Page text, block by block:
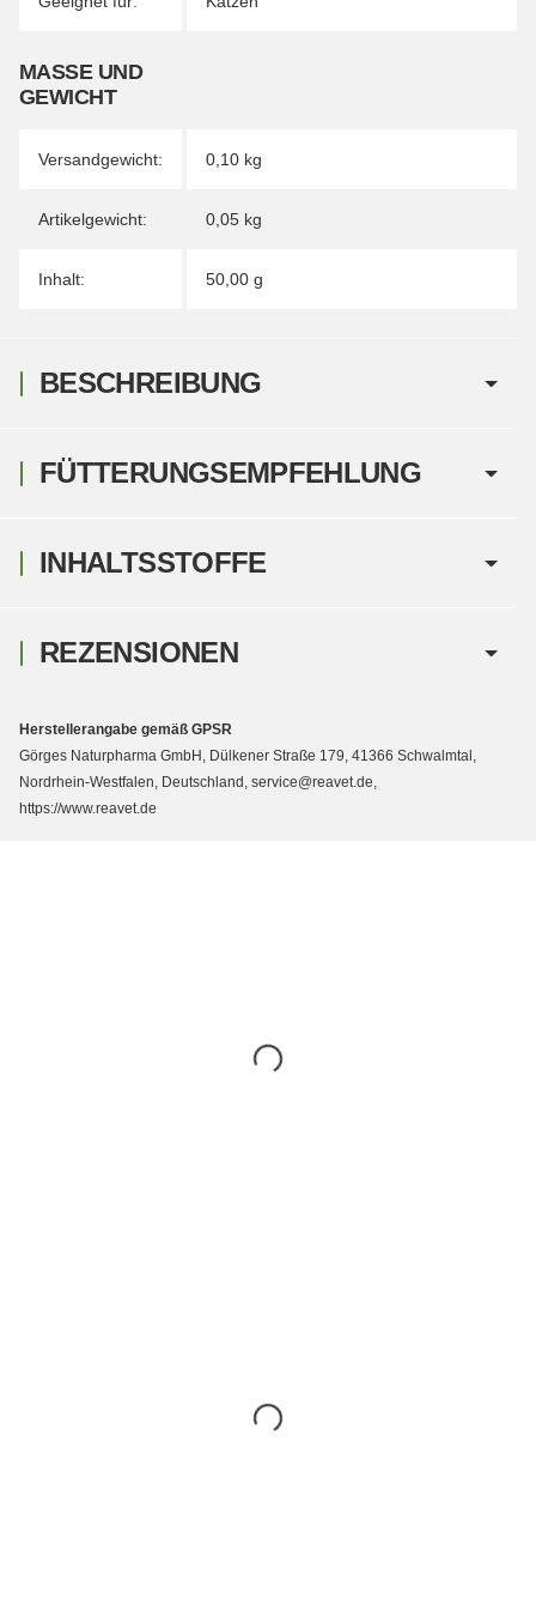
MASSE UND G
EWICHT
Versandgewicht: 0,10 kg
Artikelgewicht: 0,05 kg
Inhalt: 50,00 g
BESCHREIBUNG
FÜTTERUNGSEMPFEHLUNG
INHALTSSTOFFE
REZENSIONEN
Herstellerangabe gemäß GPSR
Görges Naturpharma GmbH, Dülkener Straße 179, 41366 Schwalmtal,
Nordrhein-Westfalen, Deutschland, service@reavet.de,
https://www.reavet.de